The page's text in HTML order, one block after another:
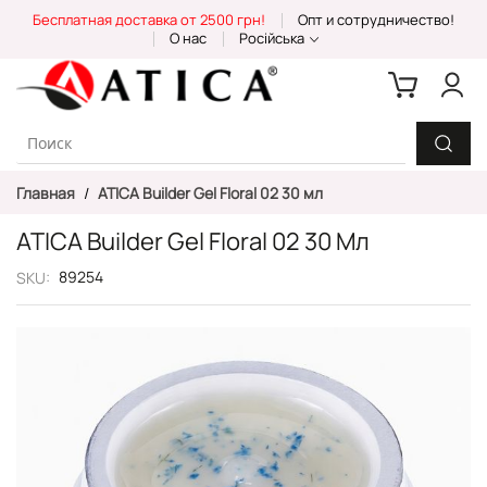
Content
Бесплатная доставка от 2500 грн!
Опт и сотрудничество!
О нас
Російська
Главная ATICA Builder Gel Floral 02 30 мл
ATICA Builder Gel Floral 02 30 Мл
SKU 89254
галереям
изображений